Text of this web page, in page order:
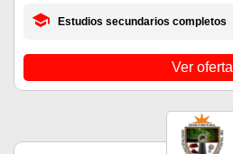
Estudios secundarios completos
Ver oferta